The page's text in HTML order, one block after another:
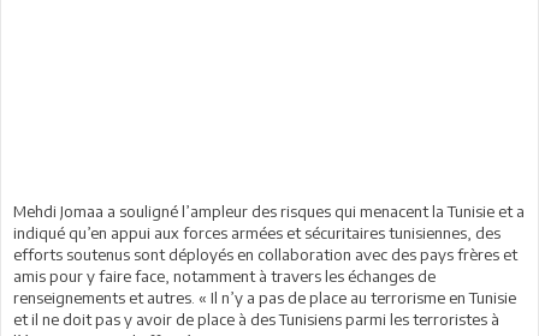
Mehdi Jomaa a souligné l’ampleur des risques qui menacent la Tunisie et a
indiqué qu’en appui aux forces armées et sécuritaires tunisiennes, des
efforts soutenus sont déployés en collaboration avec des pays frères et
amis pour y faire face, notamment à travers les échanges de
renseignements et autres. « Il n’y a pas de place au terrorisme en Tunisie
et il ne doit pas y avoir de place à des Tunisiens parmi les terroristes à